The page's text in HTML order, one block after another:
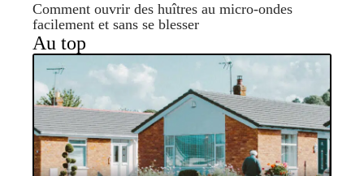
Comment ouvrir des huîtres au micro-ondes
facilement et sans se blesser
Au top